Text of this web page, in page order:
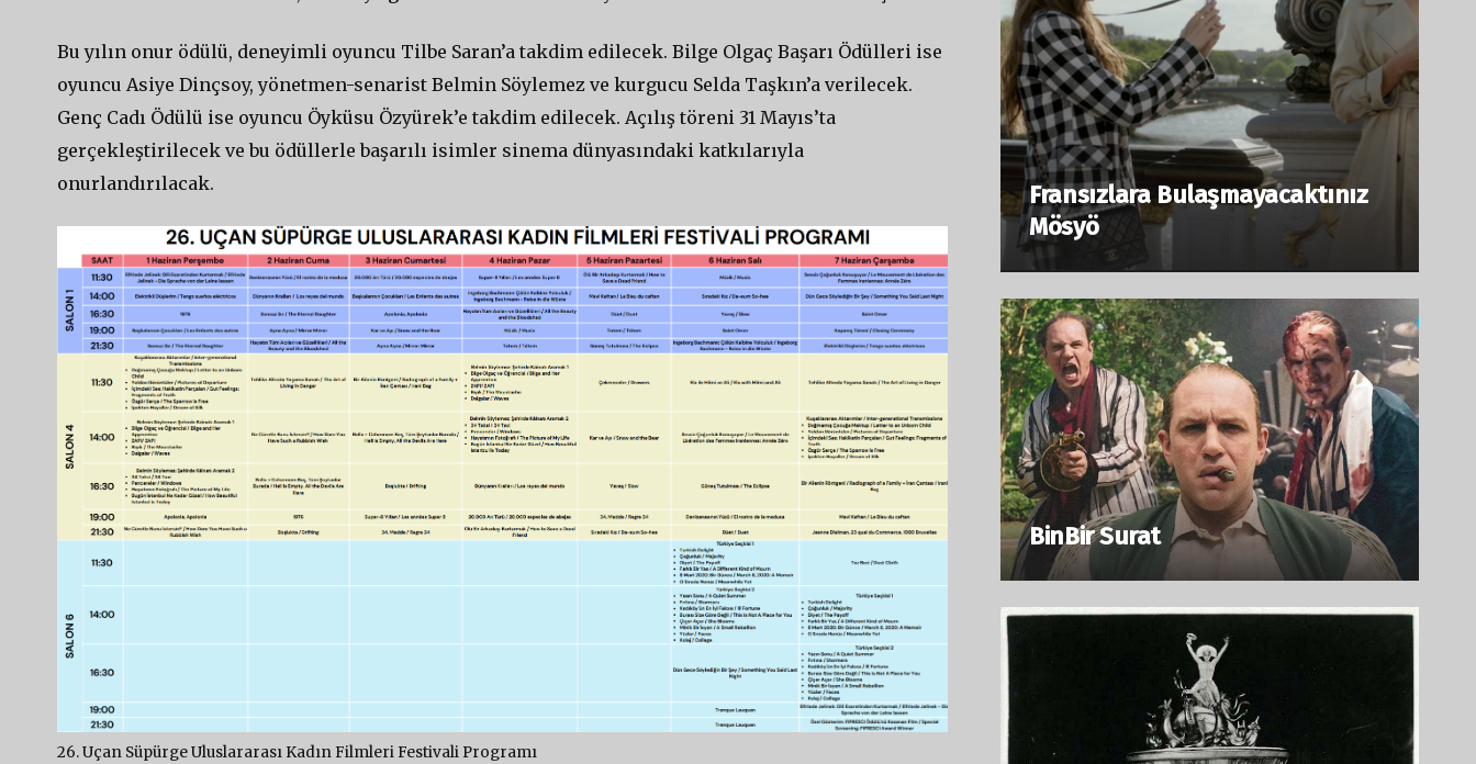
Bu yılın onur ödülü, deneyimli oyuncu Tilbe Saran’a takdim edilecek. Bilge Olgaç Başarı Ödülleri ise
oyuncu Asiye Dinçsoy, yönetmen-senarist Belmin Söylemez ve kurgucu Selda Taşkın’a verilecek.
Genç Cadı Ödülü ise oyuncu Öyküsu Özyürek’e takdim edilecek. Açılış töreni 31 Mayıs’ta
gerçekleştirilecek ve bu ödüllerle başarılı isimler sinema dünyasındaki katkılarıyla
onurlandırılacak.
26. Uçan Süpürge Uluslararası Kadın Filmleri Festivali Programı
Fransızlara Bulaşmayacaktınız
Mösyö
BinBir Surat